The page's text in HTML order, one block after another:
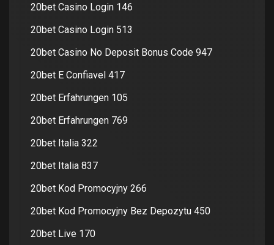
20bet Casino Login 146
20bet Casino Login 513
20bet Casino No Deposit Bonus Code 947
20bet E Confiavel 417
20bet Erfahrungen 105
20bet Erfahrungen 769
20bet Italia 322
20bet Italia 837
20bet Kod Promocyjny 266
20bet Kod Promocyjny Bez Depozytu 450
20bet Live 170